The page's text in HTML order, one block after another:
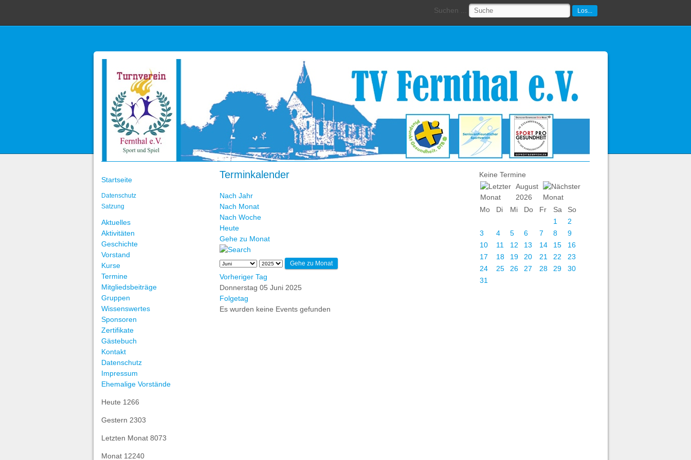
Suchen ... Los...
Startseite
Datenschutz
Satzung
Aktuelles
Aktivitäten
Geschichte
Vorstand
Kurse
Termine
Mitgliedsbeiträge
Gruppen
Wissenswertes
Sponsoren
Zertifikate
Gästebuch
Kontakt
Datenschutz
Impressum
Ehemalige Vorstände
Heute 1266
Gestern 2303
Letzten Monat 8073
Monat 12240
Terminkalender
Nach Jahr
Nach Monat
Nach Woche
Heute
Gehe zu Monat
Gehe zu Monat
Vorheriger Tag
Donnerstag 05 Juni 2025
Folgetag
Es wurden keine Events gefunden
Keine Termine
August
2026
Mo
Di Mi Do Fr Sa
So
1
2
3
4 5 6 7 8
9
10
11 12 13 14 15
16
17
18 19 20 21 22
23
24
25 26 27 28 29
30
31